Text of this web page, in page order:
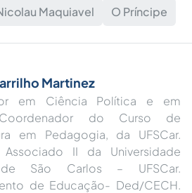
Maquiavel O Príncipe
Martinez
em Ciência Política e em
do Curso de
em Pedagogia, da UFSCar.
Associado II da Universidade
São Carlos – UFSCar.
de Educação- Ded/CECH.